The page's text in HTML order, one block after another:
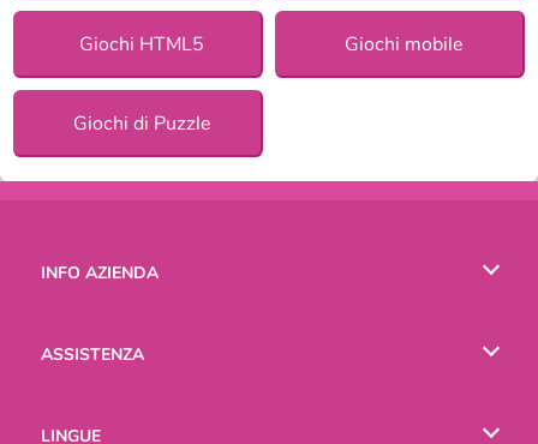
Giochi HTML5 Giochi mobile
Giochi di Puzzle
INFO AZIENDA
ASSISTENZA
LINGUE